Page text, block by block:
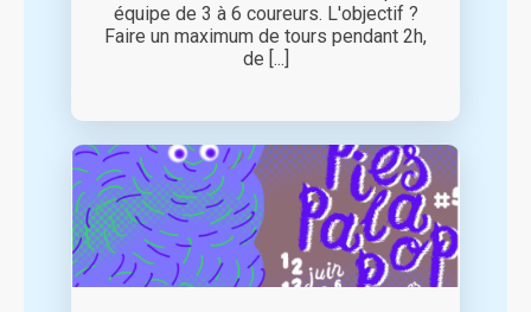
équipe de 3 à 6 coureurs. L'objectif ?
Faire un maximum de tours pendant 2h,
de [...]